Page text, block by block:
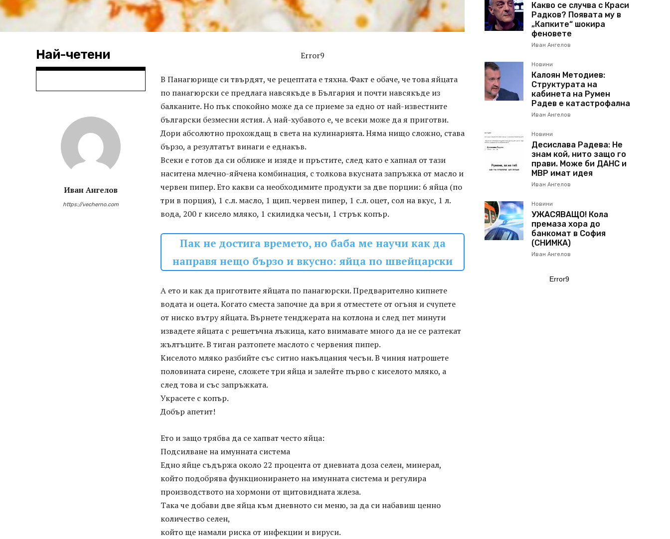
Най-четени
Иван Ангелов
https://vecherno.com
Error9
В Панагюрище си твърдят, че рецептата е тяхна. Факт е обаче, че това яйцата
по панагюрски се предлага навсякъде в България и почти навсякъде из
балканите. Но пък спокойно може да се приеме за едно от най-известните
български безмесни ястия. А най-хубавото е, че всеки може да я приготви.
Дори абсолютно прохождащ в света на кулинарията. Няма нищо сложно, става
бързо, а резултатът винаги е еднакъв.
Всеки е готов да си оближе и изяде и пръстите, след като е хапнал от тази
наситена млечно-яйчена комбинация, с толкова вкусната запръжка от масло и
червен пипер. Ето какви са необходимите продукти за две порции: 6 яйца (по
три в порция), 1 с.л. масло, 1 щип. червен пипер, 1 с.л. оцет, сол на вкус, 1 л.
вода, 200 г кисело мляко, 1 скилидка чесън, 1 стрък копър.
Пак не достига времето, но баба ме научи как да
направя нещо бързо и вкусно: яйца по швейцарски
А ето и как да приготвите яйцата по панагюрски. Предварително кипнете
водата и оцета. Когато сместа започне да ври я отместете от огъня и счупете
от ниско вътру яйцата. Върнете тенджерата на котлона и след пет минути
извадете яйцата с решетъчна лъжица, като внимавате много да не се разтекат
жълтъците. В тиган разтопете маслото с червения пипер.
Киселото мляко разбийте със ситно накълцания чесън. В чиния натрошете
половината сирене, сложете три яйца и залейте първо с киселото мляко, а
след това и със запръжката.
Украсете с копър.
Добър апетит!
Ето и защо трябва да се хапват често яйца:
Подсилване на имунната система
Едно яйце съдържа около 22 процента от дневната доза селен, минерал,
който подобрява функционирането на имунната система и регулира
производството на хормони от щитовидната жлеза.
Така че добави две яйца към дневното си меню, за да си набавиш ценно
количество селен,
който ще намали риска от инфекции и вируси.
Какво се случва с Краси
Радков? Появата му в
„Капките“ шокира
феновете
Иван Ангелов
Новини
Калоян Методиев:
Структурата на
кабинета на Румен
Радев е катастрофална
Иван Ангелов
Новини
Десислава Радева: Не
знам кой, нито защо го
прави. Може би ДАНС и
МВР имат идея
Иван Ангелов
Новини
УЖАСЯВАЩО! Кола
премаза хора до
банкомат в София
(СНИМКА)
Иван Ангелов
Error9